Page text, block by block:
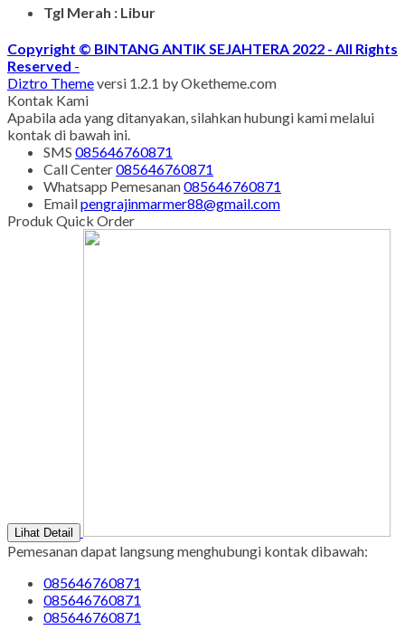
Tgl Merah : Libur
Copyright © BINTANG ANTIK SEJAHTERA 2022 - All Rights
Reserved -
Diztro Themeversi 1.2.1 by Oketheme.com
Kontak Kami
Apabila ada yang ditanyakan, silahkan hubungi kami melalui
kontak di bawah ini.
SMS 085646760871
Call Center085646760871
Whatsapp Pemesanan085646760871
Emailpengrajinmarmer88@gmail.com
Produk Quick Order
Lihat Detail
Pemesanan dapat langsung menghubungi kontak dibawah:
085646760871
085646760871
085646760871